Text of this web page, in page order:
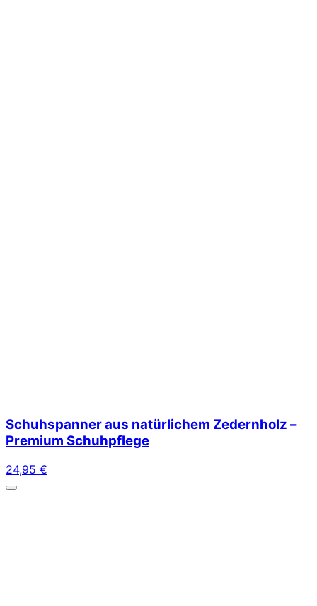
Schuhspanner aus natürlichem Zedernholz –
Premium Schuhpflege
24,95 €